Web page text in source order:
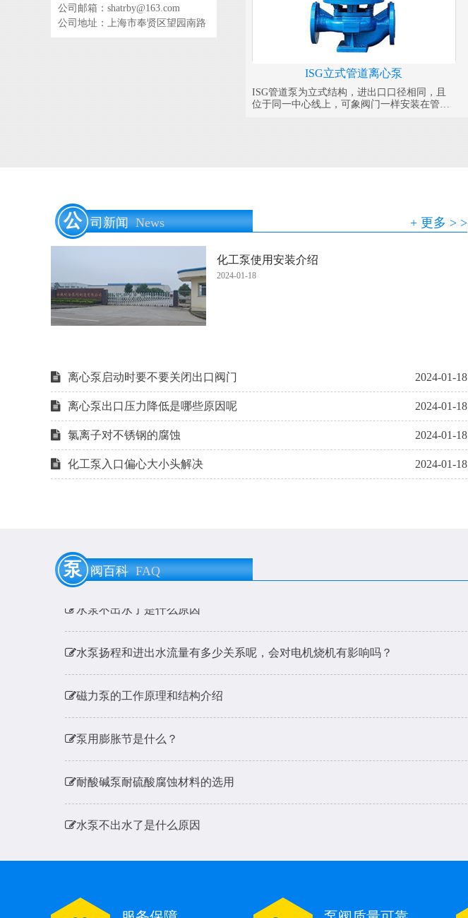
公司邮箱：shatrby@163.com
公司地址：上海市奉贤区望园南路
ISG立式管道离心泵
ISG管道泵为立式结构，进出口口径相同，且
位于同一中心线上，可象阀门一样安装在管路
公 司新闻 News + 更多 > >
化工泵使用安装介绍
2024-01-18
离心泵启动时要不要关闭出口阀门 2024-01-18
离心泵出口压力降低是哪些原因呢 2024-01-18
氯离子对不锈钢的腐蚀 2024-01-18
化工泵入口偏心大小头解决 2024-01-18
泵 阀百科 FAQ
耐酸碱泵耐硫酸腐蚀材料的选用
磁力泵的工作原理和结构介绍